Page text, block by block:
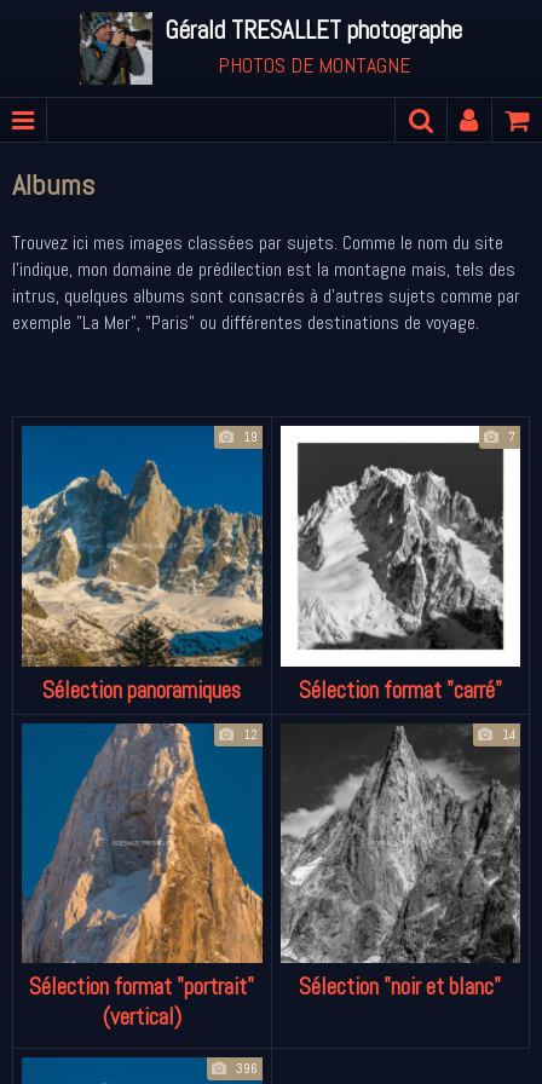
Gérald TRESALLET photographe
PHOTOS DE MONTAGNE
Albums
Trouvez ici mes images classées par sujets. Comme le nom du site
l'indique, mon domaine de prédilection est la montagne mais, tels des
intrus, quelques albums sont consacrés à d'autres sujets comme par
exemple "La Mer", "Paris" ou différentes destinations de voyage.
19
Sélection panoramiques
7
Sélection format "carré"
12
Sélection format "portrait"
(vertical)
14
Sélection "noir et blanc"
396